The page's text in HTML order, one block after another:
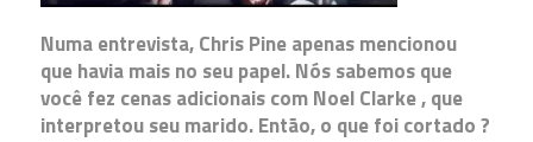
Numa entrevista, Chris Pine apenas mencionou
que havia mais no seu papel. Nós sabemos que
você fez cenas adicionais com Noel Clarke , que
interpretou seu marido. Então, o que foi cortado ?